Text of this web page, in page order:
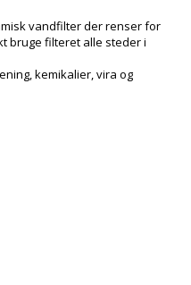
vandfilter der renser for
bruge filteret alle steder i
kemikalier, vira og